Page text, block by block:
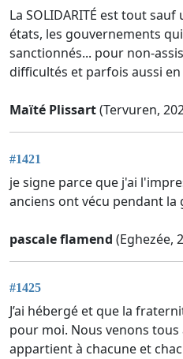
La SOLIDARITÉ est tout
états, les gouvernements
sanctionnés... pour non-
difficultés et parfois aussi
Maïté Plissart(Tervuren,
#1421
je signe parce que j'ai
anciens ont vécu pendant la
pascale flamend (Eghezée,
#1425
J’ai hébergé et que la
pour moi. Nous venons
appartient à chacune et